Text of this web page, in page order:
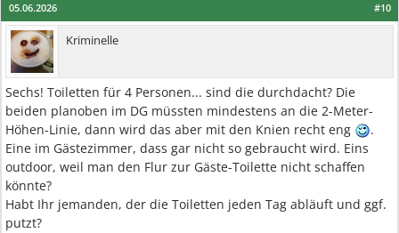
#10
05.06.2026
Kriminelle
Sechs! Toiletten für 4 Personen... sind die durchdacht? Die
beiden planoben im DG müssten mindestens an die 2-Meter-
Höhen-Linie, dann wird das aber mit den Knien recht eng
.
Eine im Gästezimmer, dass gar nicht so gebraucht wird. Eins
outdoor, weil man den Flur zur Gäste-Toilette nicht schaffen
könnte?
Habt Ihr jemanden, der die Toiletten jeden Tag abläuft und ggf.
putzt?